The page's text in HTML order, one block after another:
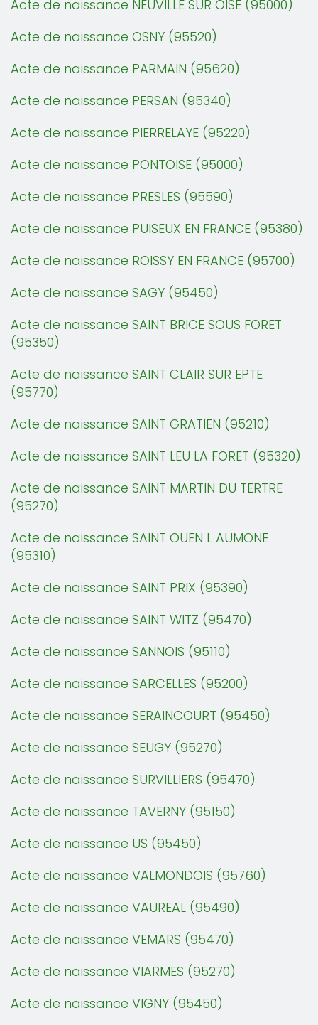
Acte de naissance NEUVILLE SUR OISE (95000)
Acte de naissance OSNY (95520)
Acte de naissance PARMAIN (95620)
Acte de naissance PERSAN (95340)
Acte de naissance PIERRELAYE (95220)
Acte de naissance PONTOISE (95000)
Acte de naissance PRESLES (95590)
Acte de naissance PUISEUX EN FRANCE (95380)
Acte de naissance ROISSY EN FRANCE (95700)
Acte de naissance SAGY (95450)
Acte de naissance SAINT BRICE SOUS FORET
(95350)
Acte de naissance SAINT CLAIR SUR EPTE
(95770)
Acte de naissance SAINT GRATIEN (95210)
Acte de naissance SAINT LEU LA FORET (95320)
Acte de naissance SAINT MARTIN DU TERTRE
(95270)
Acte de naissance SAINT OUEN L AUMONE
(95310)
Acte de naissance SAINT PRIX (95390)
Acte de naissance SAINT WITZ (95470)
Acte de naissance SANNOIS (95110)
Acte de naissance SARCELLES (95200)
Acte de naissance SERAINCOURT (95450)
Acte de naissance SEUGY (95270)
Acte de naissance SURVILLIERS (95470)
Acte de naissance TAVERNY (95150)
Acte de naissance US (95450)
Acte de naissance VALMONDOIS (95760)
Acte de naissance VAUREAL (95490)
Acte de naissance VEMARS (95470)
Acte de naissance VIARMES (95270)
Acte de naissance VIGNY (95450)